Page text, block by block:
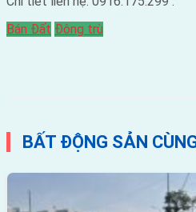
Bán Đất Đông trù
BẤT ĐỘNG SẢN